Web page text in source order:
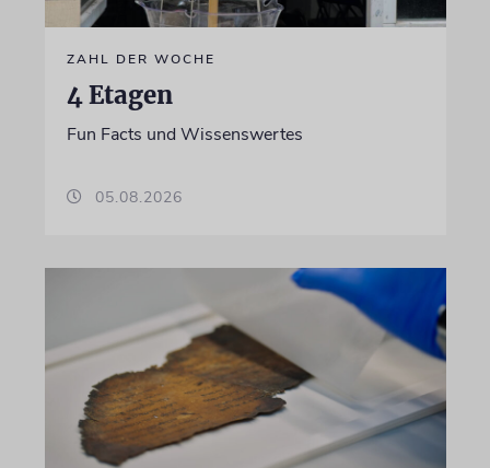
ZAHL DER WOCHE
4 Etagen
Fun Facts und Wissenswertes
05.08.2026